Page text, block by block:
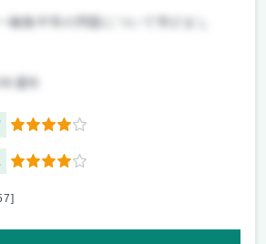
極集中等の問題について学びまし
4
4